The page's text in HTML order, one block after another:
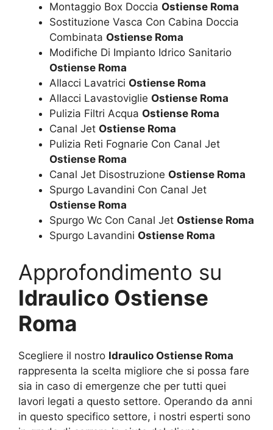
Montaggio Box Doccia Ostiense Roma
Sostituzione Vasca Con Cabina Doccia
Combinata Ostiense Roma
Modifiche Di Impianto Idrico Sanitario
Ostiense Roma
Allacci Lavatrici Ostiense Roma
Allacci Lavastoviglie Ostiense Roma
Pulizia Filtri Acqua Ostiense Roma
Canal Jet Ostiense Roma
Pulizia Reti Fognarie Con Canal Jet
Ostiense Roma
Canal Jet Disostruzione Ostiense Roma
Spurgo Lavandini Con Canal Jet
Ostiense Roma
Spurgo Wc Con Canal Jet Ostiense Roma
Spurgo Lavandini Ostiense Roma
Approfondimento su
Idraulico Ostiense
Roma
Scegliere il nostro Idraulico Ostiense Roma
rappresenta la scelta migliore che si possa fare
sia in caso di emergenze che per tutti quei
lavori legati a questo settore. Operando da anni
in questo specifico settore, i nostri esperti sono